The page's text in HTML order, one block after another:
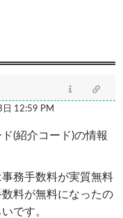
12:59 PM
(紹介コード)の情報
務手数料が実質無料
料が無料になったの
です。